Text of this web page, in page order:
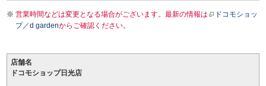
営業時間などは変更となる場合がございます。最新の情報は
ドコモショッ
プ／d gardenからご確認ください。
店舗名
ドコモショップ日光店